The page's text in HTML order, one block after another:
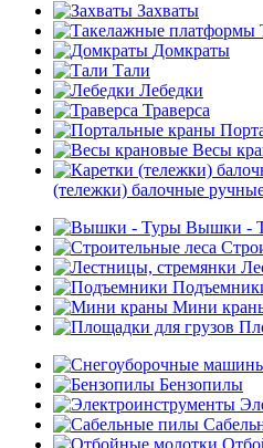
Захваты
Домкраты
Тали
Лебедки
Траверса
Весы
(тележки) балочные
Вышки -
Мини
Бензопилы